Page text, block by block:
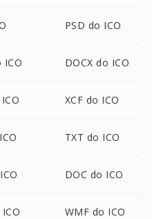
PSD do ICO
ICO DOCX do ICO
XCF do ICO
TXT do ICO
DOC do ICO
WMF do ICO